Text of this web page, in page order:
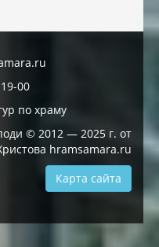
00
по храму
© 2012 — 2025 г. от
hramsamara.ru
Карта сайта